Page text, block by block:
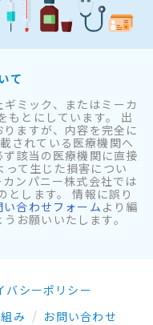
て
ミック、またはミーカ
もとにしています。 出
ますが、内容を完全に
されている医療機関へ
該当の医療機関に直接
て生じた損害につい
ンパニー株式会社では
とします。 情報に誤り
い合わせフォームより編
お願いいたします。
バシーポリシー
み
お問い合わせ